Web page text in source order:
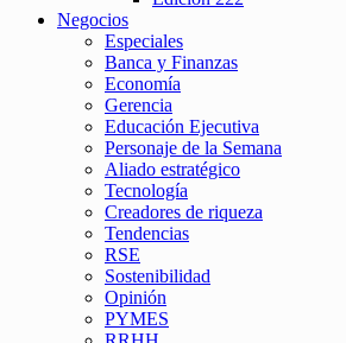
Negocios
Especiales
Banca y Finanzas
Economía
Gerencia
Educación Ejecutiva
Personaje de la Semana
Aliado estratégico
Tecnología
Creadores de riqueza
Tendencias
RSE
Sostenibilidad
Opinión
PYMES